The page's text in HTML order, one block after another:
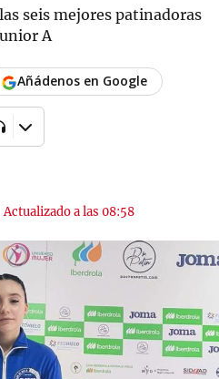
seis mejores patinadoras
A
|Actualizado a las 08:58
Añádenos en Google